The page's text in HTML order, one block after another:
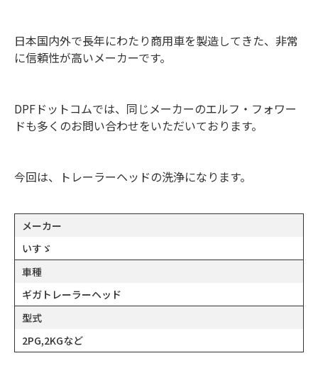
日本国内外で長年にわたり商用車を製造してきた、非常
に信頼性が高いメーカーです。
DPFドットコムでは、同じメーカーのエルフ・フォワー
ドも多くのお問い合わせをいただいております。
今回は、トレーラーヘッドの洗浄になります。
メーカー
いすゞ
車種
ギガトレーラーヘッド
型式
2PG,2KGなど